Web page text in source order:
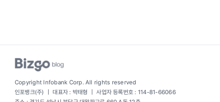
Copyright Infobank Corp. All rights reserved
인포뱅크(주) ｜ 대표자 : 박태형 ｜ 사업자 등록번호 : 114-81-66066